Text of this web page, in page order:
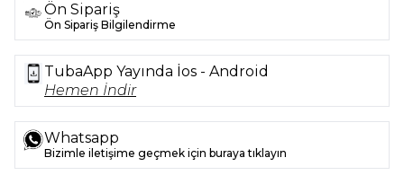
Ön Sipariş
Ön Sipariş Bilgilendirme
TubaApp Yayında İos - Android
Hemen İndir
Whatsapp
Bizimle iletişime geçmek için buraya tıklayın